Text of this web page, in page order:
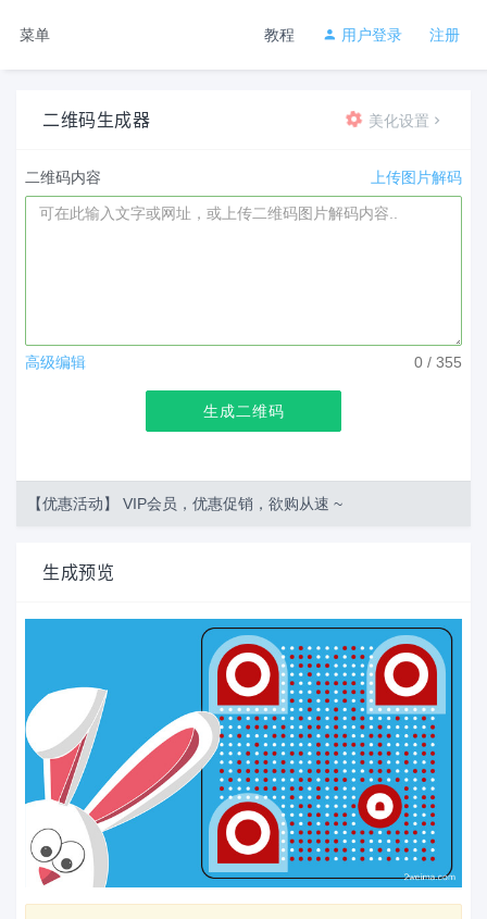
菜单 注册
用户登录
教程
二维码生成器 美化设置
上传图片解码
二维码内容
0 / 355
高级编辑
生成二维码
【优惠活动】 VIP会员，优惠促销，欲购从速 ~
生成预览